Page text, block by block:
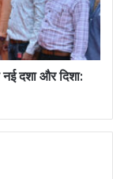
नई दशा और दिशा: